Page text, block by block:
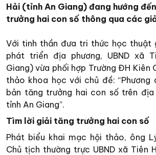
Hải (tỉnh An Giang) đang hướng
trưởng hai con số thông qua các
Với tinh thần đưa tri thức học thuật
phát triển địa phương, UBND xã
Giang) vừa phối hợp Trường ĐH Kiên
thảo khoa học với chủ đề: “Phương
bản tăng trưởng hai con số trên địa
tỉnh An Giang”.
Tìm lời giải tăng trưởng hai con số
Phát biểu khai mạc hội thảo, ông
Chủ tịch thường trực UBND xã Tiên